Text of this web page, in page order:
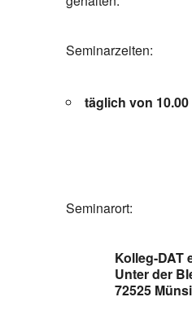
Seminarzeiten:
täglich von
Seminarort:
Kolleg-DAT
Unter der
72525